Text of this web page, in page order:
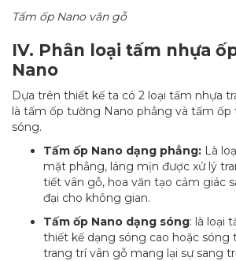
Tấm ốp Nano vân gỗ
IV. Phân loại tấm nhựa
Nano
Dựa trên thiết kế ta có 2 loại tấm nhựa
là tấm ốp tường Nano phẳng và tấm ốp
sóng.
Tấm ốp Nano dạng phẳng: Là
mặt phẳng, láng mịn được xử lý
tiết vân gỗ, hoa văn tạo cảm giác
đại cho không gian.
Tấm ốp Nano dạng sóng: là loại
thiết kế dạng sóng cao hoặc sóng
trang trí vân gỗ mang lại sự sang